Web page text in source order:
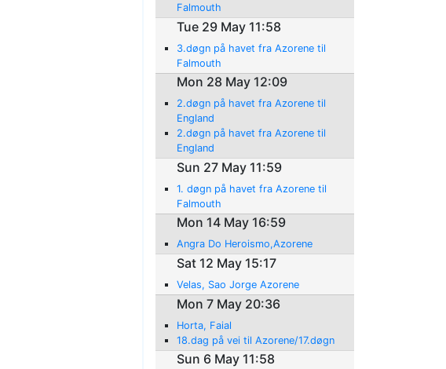
Falmouth
Tue 29 May 11:58
3.døgn på havet fra Azorene til
Falmouth
Mon 28 May 12:09
2.døgn på havet fra Azorene til
England
2.døgn på havet fra Azorene til
England
Sun 27 May 11:59
1. døgn på havet fra Azorene til
Falmouth
Mon 14 May 16:59
Angra Do Heroismo,Azorene
Sat 12 May 15:17
Velas, Sao Jorge Azorene
Mon 7 May 20:36
Horta, Faial
18.dag på vei til Azorene/17.døgn
Sun 6 May 11:58